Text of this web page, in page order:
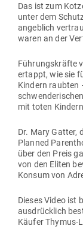
Das ist zum
unter dem
angeblich
waren an der
Füh­rungs­kräfte
ertappt, wie sie
Kindern raubten
mit toten
Dr. Mary Gatter,
Planned
über den Preis
von den Eliten
Konsum von
Dieses Video ist
aus­drücklich
Käufer Thymus-